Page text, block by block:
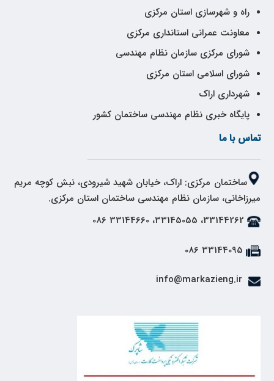
راه و شهرسازی استان مرکزی
معاونت عمرانی استانداری مرکزی
شورای مرکزی سازمان نظام مهندسی
شورای اسلامی استان مرکزی
شهرداری اراک
پایگاه خبری نظام مهندسی ساختمان کشور
تماس با ما
ساختمان مرکزی: اراک، خیابان شهید شیرودی، نبش کوچه مریم
میرزاخانی، سازمان نظام مهندسی ساختمان استان مرکزی.
33144262، 33145055، 33144660 086
33144095 086